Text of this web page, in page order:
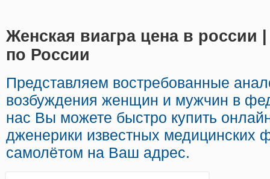
Женская виагра цена в россии
по России
Представляем востребованные
возбуждения женщин и мужчин в
нас Вы можете быстро купить
дженерики известных медицинских
самолётом на Ваш адрес.